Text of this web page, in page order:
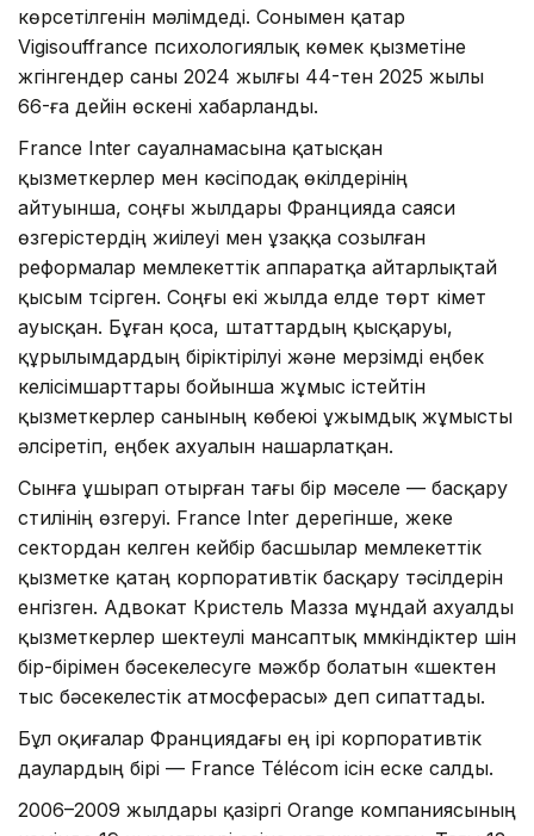
көрсетілгенін мәлімдеді. Сонымен қатар
Vigisouffrance психологиялық көмек қызметіне
жүгінгендер саны 2024 жылғы 44-тен 2025 жылы
66-ға дейін өскені хабарланды.
France Inter сауалнамасына қатысқан
қызметкерлер мен кәсіподақ өкілдерінің
айтуынша, соңғы жылдары Францияда саяси
өзгерістердің жиілеуі мен ұзаққа созылған
реформалар мемлекеттік аппаратқа айтарлықтай
қысым түсірген. Соңғы екі жылда елде төрт үкімет
ауысқан. Бұған қоса, штаттардың қысқаруы,
құрылымдардың біріктірілуі және мерзімді еңбек
келісімшарттары бойынша жұмыс істейтін
қызметкерлер санының көбеюі ұжымдық жұмысты
әлсіретіп, еңбек ахуалын нашарлатқан.
Сынға ұшырап отырған тағы бір мәселе — басқару
стилінің өзгеруі. France Inter дерегінше, жеке
сектордан келген кейбір басшылар мемлекеттік
қызметке қатаң корпоративтік басқару тәсілдерін
енгізген. Адвокат Кристель Мазза мұндай ахуалды
қызметкерлер шектеулі мансаптық мүмкіндіктер үшін
бір-бірімен бәсекелесуге мәжбүр болатын «шектен
тыс бәсекелестік атмосферасы» деп сипаттады.
Бұл оқиғалар Франциядағы ең ірі корпоративтік
даулардың бірі — France Télécom ісін еске салды.
2006–2009 жылдары қазіргі Orange компаниясының